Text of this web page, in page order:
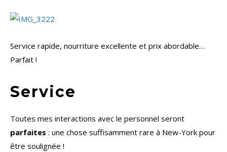
Service rapide, nourriture excellente et prix abordable…
Parfait !
Service
Toutes mes interactions avec le personnel seront
parfaites : une chose suffisamment rare à New-York pour
être soulignée !